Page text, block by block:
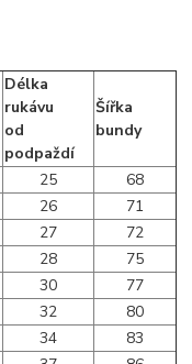
Délka
rukávu
od
podpaždí
Šířka
bundy
25
68
26
71
27
72
28
75
30
77
32
80
34
83